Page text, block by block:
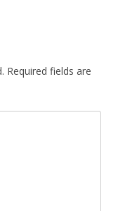
Required fields are